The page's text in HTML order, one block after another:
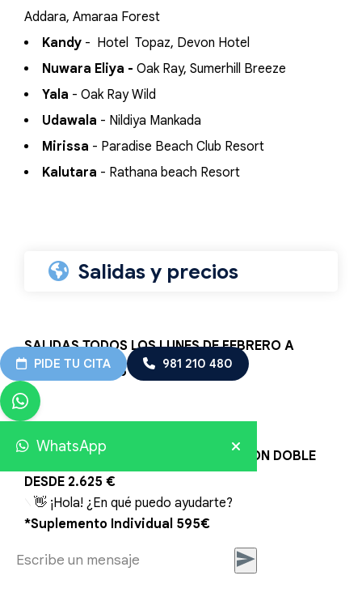
Addara, Amaraa Forest
Kandy - Hotel Topaz, Devon Hotel
Nuwara Eliya - Oak Ray, Sumerhill Breeze
Yala - Oak Ray Wild
Udawala - Nildiya Mankada
Mirissa - Paradise Beach Club Resort
Kalutara - Rathana beach Resort
Salidas y precios
SALIDAS TODOS LOSLUNESDE FEBRERO A
DICIEMBRE 2026
PRECIO POR PERSONA EN HABITACION DOBLE
DESDE 2.625 €
*Suplemento Individual 595€
PIDE TU CITA 981 210 480
WhatsApp
👋 ¡Hola! ¿En qué puedo ayudarte?